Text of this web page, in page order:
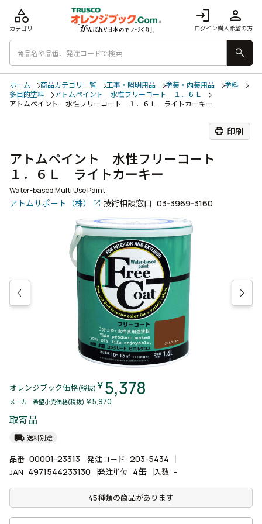
login
ログイン
person
購入希望の方
category
カテゴリ
search
ホーム 商品カテゴリ一覧 工事・照明用品 塗装・内装用品
塗料
多目的塗料
アトムペイント 水性フリーコート １．６Ｌ
アトムペイント 水性フリーコート １．６Ｌ ライトカーキー
print 印刷
アトムペイント 水性フリーコート
１．６Ｌ ライトカーキー
Water-based Multi Use Paint
アトムサポート（株） 技術相談窓口 03-3969-3160
オレンジブック価格(税抜) ￥5,378
メーカー希望小売価格(税抜) ￥5,970
取寄品
local_shipping 送料別途
品番 00001-23313 発注コード 203-5434
JAN 4971544233130 発注単位 4缶 入数 -
45種類の商品があります